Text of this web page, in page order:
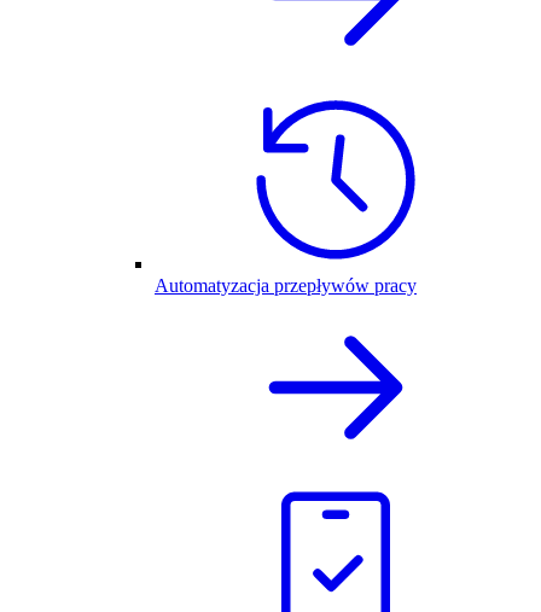
Automatyzacja przepływów pracy